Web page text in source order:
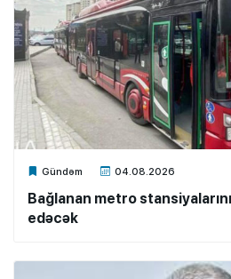
Gündəm 04.08.2026
Xalq.Online
Bağlanan metro
edəcək